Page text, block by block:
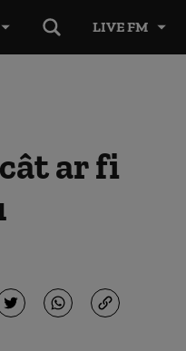
LIVE FM
ar fi